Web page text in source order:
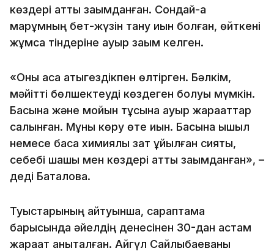
көздері қатты зақымданған. Сондай-ақ
марқұмның бет-жүзін тану қиын болған, өйткені
жұмсақ тіндеріне ауыр зақым келген.
«Оны аса қатыгездікпен өлтірген. Бәлкім,
мәйітті бөлшектеуді көздеген болуы мүмкін.
Басына және мойын тұсына ауыр жарақаттар
салынған. Мұны көру өте қиын. Басына қышқыл
немесе басқа химиялық зат құйылған сияқты,
себебі шашы мен көздері қатты зақымданған», –
деді Батқалова.
Туыстарының айтуынша, сараптама
барысында әйелдің денесінен 30-дан астам
жарақат анықталған. Айгүл Сайлыбаеваны